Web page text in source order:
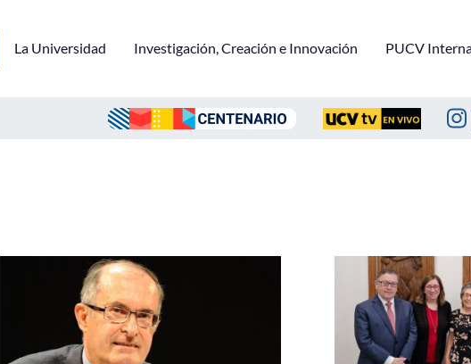
La Universidad Investigación, Creación e Innovación PUCV